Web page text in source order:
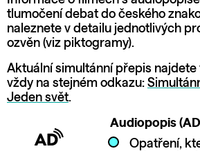
tlumočení debat do českého
naleznete v detailu jednotlivých
ozvěn (viz piktogramy).
Aktuální simultánní přepis
vždy na stejném odkazu:
Jeden svět.
Audiopopis
Opatření,